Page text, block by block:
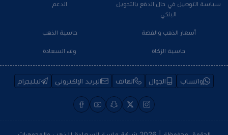
سياسة التوصيل في حال الدفع بالتحويل
البنكي
الدعم
أسعار الذهب والفضة حاسبة الذهب
حاسبة الزكاة ولاء السعادة
واتساب الجوال الهاتف البريد الإلكتروني تيليجرام